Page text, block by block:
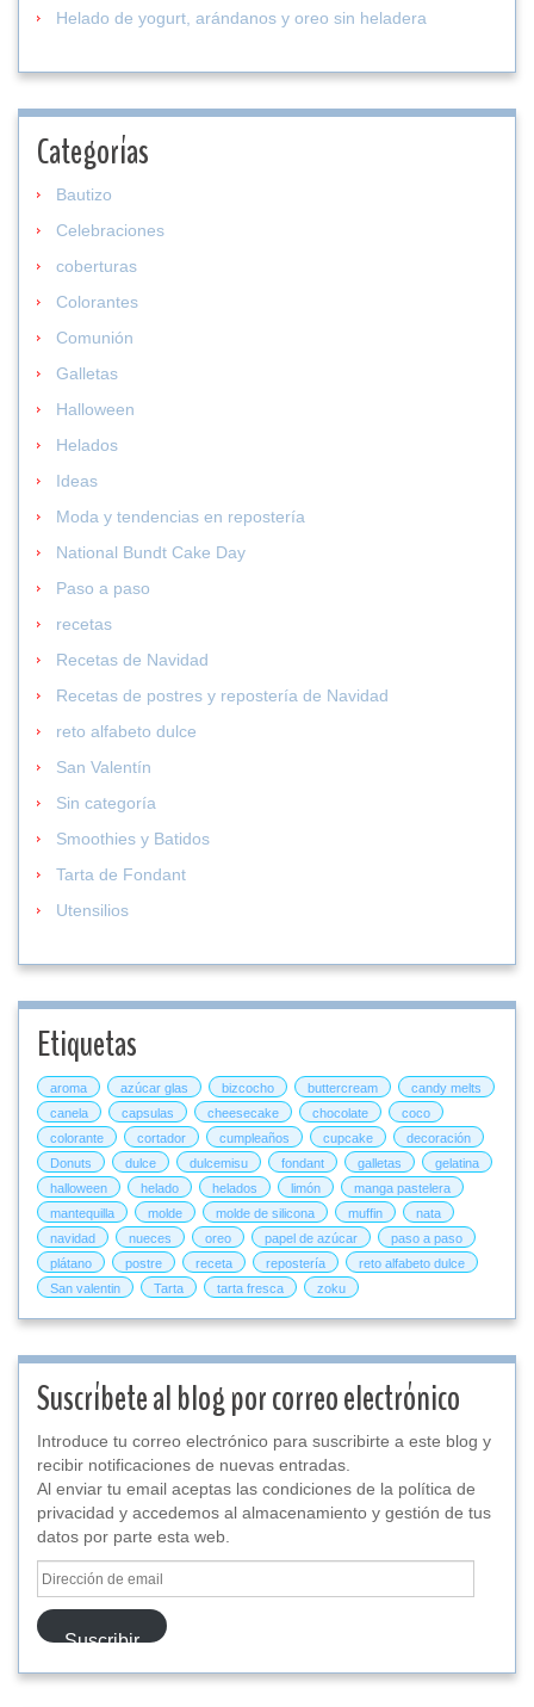
Helado de yogurt, arándanos y oreo sin heladera
Categorías
Bautizo
Celebraciones
coberturas
Colorantes
Comunión
Galletas
Halloween
Helados
Ideas
Moda y tendencias en repostería
National Bundt Cake Day
Paso a paso
recetas
Recetas de Navidad
Recetas de postres y repostería de Navidad
reto alfabeto dulce
San Valentín
Sin categoría
Smoothies y Batidos
Tarta de Fondant
Utensilios
Etiquetas
aroma azúcar glas bizcocho buttercream
candy melts
canela
capsulas cheesecake chocolate
coco
colorante
cortador cumpleaños cupcake
decoración
Donuts
dulce dulcemisu fondant galletas
gelatina
halloween
helado helados limón
manga pastelera
mantequilla
molde molde de silicona muffin
nata
navidad
nueces oreo papel de azúcar
paso a paso
plátano
postre receta repostería
reto alfabeto dulce
San valentin
Tarta tarta fresca zoku
Suscríbete al blog por correo electrónico
Introduce tu correo electrónico para suscribirte a este blog y
recibir notificaciones de nuevas entradas.
Al enviar tu email aceptas las condiciones de la política de
privacidad y accedemos al almacenamiento y gestión de tus
datos por parte esta web.
Dirección
de
email
Suscribir